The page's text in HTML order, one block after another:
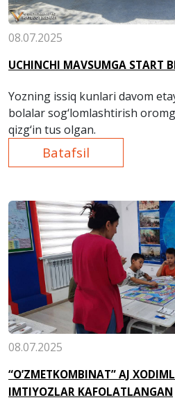
08.07.2025
UCHINCHI MAVSUMGA START
Yozning issiq kunlari davom
bolalar sog‘lomlashtirish
qizg‘in tus olgan.
Batafsil
08.07.2025
“O’ZMETKOMBINAT” AJ
IMTIYOZLAR KAFOLATLANGAN